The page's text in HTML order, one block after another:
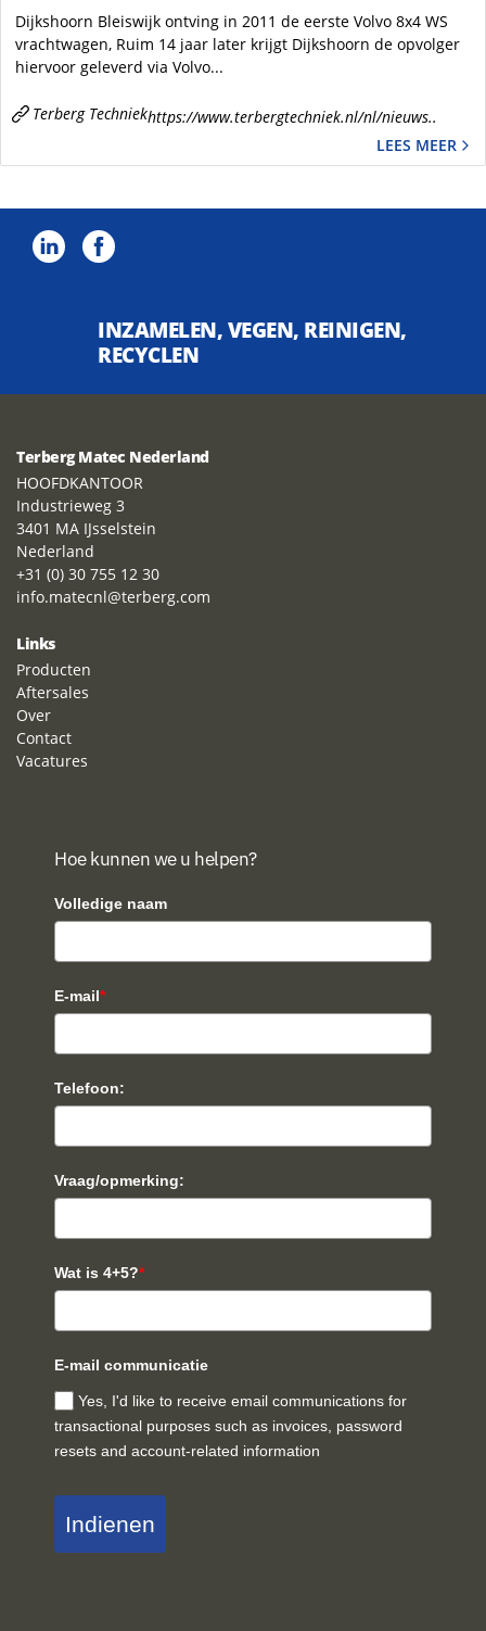
Dijkshoorn Bleiswijk ontving in 2011 de eerste Volvo 8x4 WS
vrachtwagen, Ruim 14 jaar later krijgt Dijkshoorn de opvolger
hiervoor geleverd via Volvo...
Terberg Techniekhttps://www.terbergtechniek.nl/nl/nieuws..
LEES MEER
INZAMELEN, VEGEN, REINIGEN,
RECYCLEN
Terberg Matec Nederland
HOOFDKANTOOR
Industrieweg 3
3401 MA IJsselstein
Nederland
+31 (0) 30 755 12 30
info.matecnl@terberg.com
Links
Producten
Aftersales
Over
Contact
Vacatures
Hoe kunnen we u helpen?
Volledige naam
E-mail*
Telefoon:
Vraag/opmerking:
Wat is 4+5?*
E-mail communicatie
Yes, I'd like to receive email communications for
transactional purposes such as invoices, password
resets and account-related information
Indienen